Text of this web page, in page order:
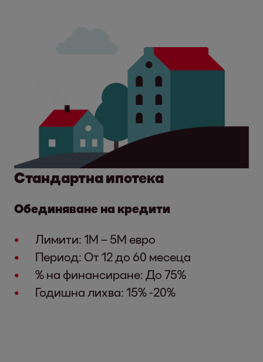
Стандартна ипотека
Обединяване на кредити
Лимити: 1М – 5М евро
Период: От 12 до 60 месеца
% на финансиране: До 75%
Годишна лихва: 15% -20%